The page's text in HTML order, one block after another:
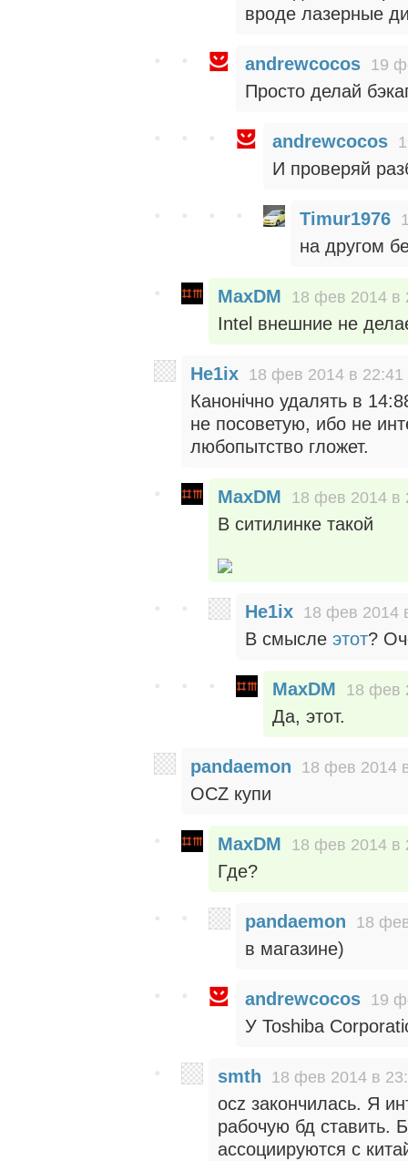
вроде лазерные
andrewcocos 19
Просто делай
andrewcocos
И проверяй
Timur1976
на другом
MaxDM 18 фев 2014 в
Intel внешние не
He1ix 18 фев 2014 в 22:41
Канонiчно удалять в
не посоветую, ибо не
любопытство гложет.
MaxDM 18 фев 2014 в
В ситилинке такой
He1ix 18 фев 2014
В смысле этот?
MaxDM 18 фев
Да, этот.
pandaemon 18 фев 2014
OCZ купи
MaxDM 18 фев 2014 в
Где?
pandaemon 18
в магазине)
andrewcocos 19
У Toshiba
smth 18 фев 2014 в
ocz закончилась. Я
рабочую бд ставить.
ассоциируются с